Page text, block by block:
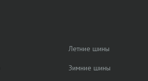
Летние шины
Зимние шины